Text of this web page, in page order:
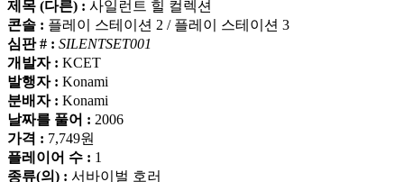
제목 (다른) : 사일런트 힐 컬렉션
콘솔 : 플레이 스테이션 2 / 플레이 스테이션 3
심판 # : SILENTSET001
개발자 : KCET
발행자 : Konami
분배자 : Konami
날짜를 풀어 : 2006
가격 : 7,749원
플레이어 수 : 1
종류(의) : 서바이벌 호러